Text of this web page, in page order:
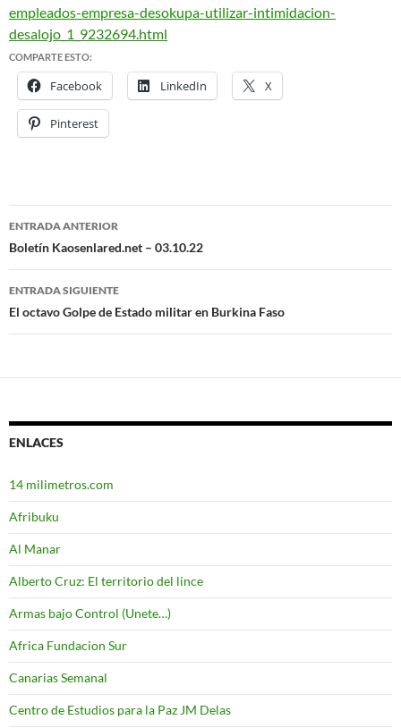
empleados-empresa-desokupa-utilizar-intimidacion-
desalojo_1_ 9232694.html
COMPARTE ESTO:
Facebook LinkedIn X
Pinterest
Navegación
de
entradas
ENTRADA ANTERIOR
Boletín Kaosenlared.net – 03.10.22
ENTRADA SIGUIENTE
El octavo Golpe de Estado militar en Burkina Faso
ENLACES
14 milimetros.com
Afribuku
Al Manar
Alberto Cruz: El territorio del lince
Armas bajo Control (Unete…)
Africa Fundacion Sur
Canarias Semanal
Centro de Estudios para la Paz JM Delas